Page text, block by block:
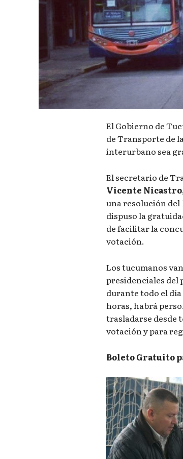
El Gobierno de
de Transporte de
interurbano sea
El secretario de
Vicente
una resolución
dispuso la
de facilitar la
votación.
Los tucumanos
presidenciales del
durante todo el día
horas, habrá
trasladarse desde
votación y para
Boleto Gratuito